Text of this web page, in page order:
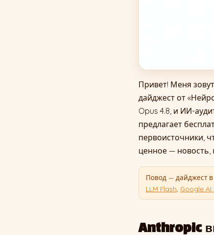
Привет! Меня
дайджест от
Opus 4.8, и ИИ-
предлагает
первоисточники,
ценное — новость,
Повод — дайджест
LLM Flash Google AI
Anthropic